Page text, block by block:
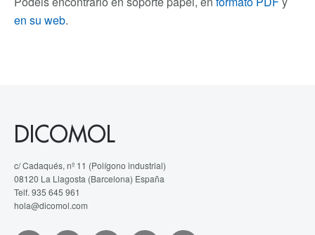
en su web.
DICOMOL
c/ Cadaqués, nº 11 (Polígono industrial)
08120 La Llagosta (Barcelona) España
Telf. 935 645 961
hola@dicomol.com